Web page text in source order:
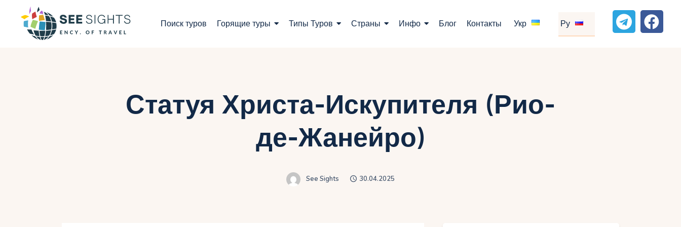
Поиск туров Горящие туры Типы Туров Страны Инфо Блог Контакты Укр Ру
Страны
Инфо
Контакты
Статуя Христа-Искупителя (Рио-
де-Жанейро)
See Sights 30.04.2025